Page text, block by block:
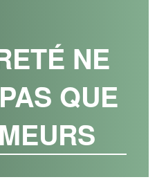
NE
QUE